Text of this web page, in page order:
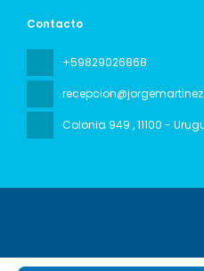
Contacto
+59829026868
Colonia 949 , 11100 -